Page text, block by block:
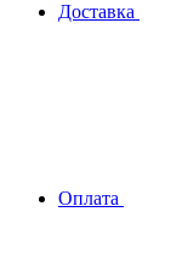
Доставка
Оплата